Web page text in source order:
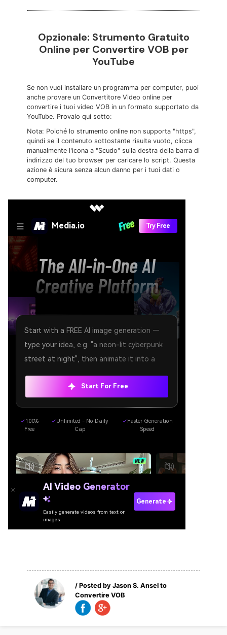
Opzionale: Strumento Gratuito
Online per Convertire VOB per
YouTube
Se non vuoi installare un programma per computer, puoi
anche provare un Convertitore Video online per
convertire i tuoi video VOB in un formato supportato da
YouTube. Provalo qui sotto:
Nota: Poiché lo strumento online non supporta "https",
quindi se il contenuto sottostante risulta vuoto, clicca
manualmente l'icona a "Scudo" sulla destra della barra di
indirizzo del tuo browser per caricare lo script. Questa
azione è sicura senza alcun danno per i tuoi dati o
computer.
/ Posted byJason S. Ansel to
Convertire VOB